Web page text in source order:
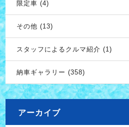
限定車 (4)
その他 (13)
スタッフによるクルマ紹介 (1)
納車ギャラリー (358)
アーカイブ